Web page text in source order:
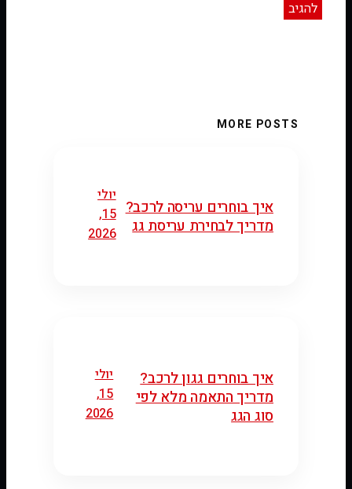
MORE POSTS
איך בוחרים עריסה לרכב?
מדריך לבחירת עריסת גג
יולי
15,
2026
איך בוחרים גגון לרכב?
מדריך התאמה מלא לפי
סוג הגג
יולי
15,
2026